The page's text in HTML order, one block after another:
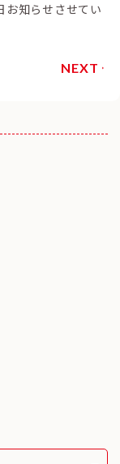
お知らせさせてい
NEXT